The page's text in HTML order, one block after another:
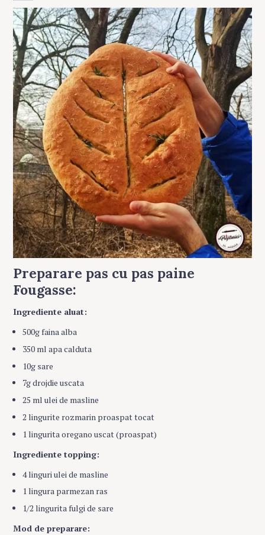
Preparare pas cu pas paine
Fougasse:
Ingrediente aluat:
500g faina alba
350 ml apa calduta
10g sare
7g drojdie uscata
25 ml ulei de masline
2 lingurite rozmarin proaspat tocat
1 lingurita oregano uscat (proaspat)
Ingrediente topping:
4 linguri ulei de masline
1 lingura parmezan ras
1/2 lingurita fulgi de sare
Mod de preparare: